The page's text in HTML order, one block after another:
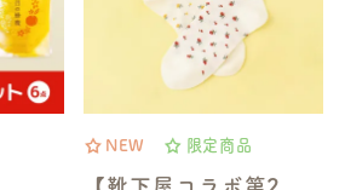
NEW 限定商品